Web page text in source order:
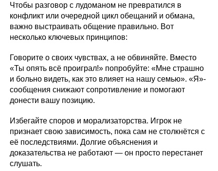
Чтобы разговор с лудоманом не превратился в
конфликт или очередной цикл обещаний и обмана,
важно выстраивать общение правильно. Вот
несколько ключевых принципов:
Говорите о своих чувствах, а не обвиняйте. Вместо
«Ты опять всё проиграл!» попробуйте: «Мне страшно
и больно видеть, как это влияет на нашу семью». «Я»-
сообщения снижают сопротивление и помогают
донести вашу позицию.
Избегайте споров и морализаторства. Игрок не
признает свою зависимость, пока сам не столкнётся с
её последствиями. Долгие объяснения и
доказательства не работают — он просто перестанет
слушать.